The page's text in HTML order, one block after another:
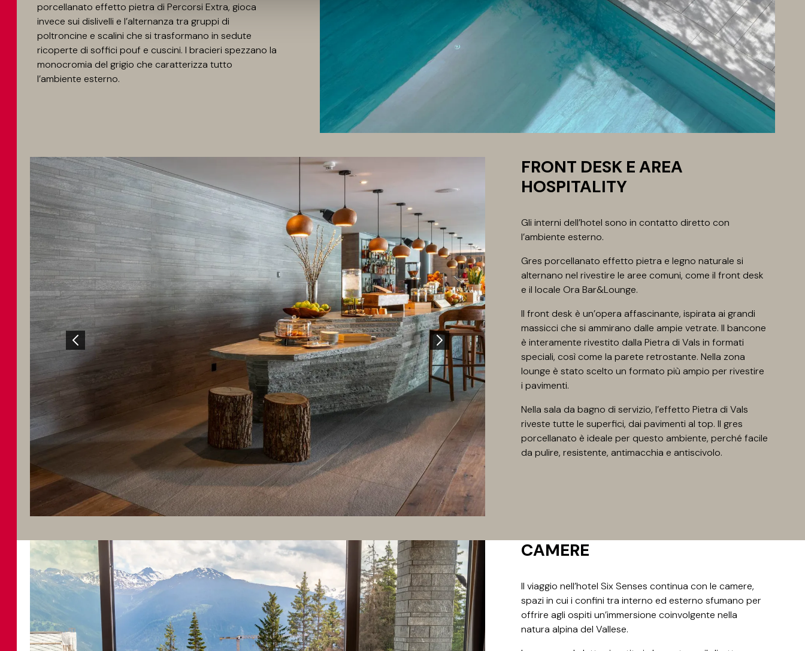
porcellanato effetto pietra di Percorsi Extra, gioca
invece sui dislivelli e l’alternanza tra gruppi di
poltroncine e scalini che si trasformano in sedute
ricoperte di soffici pouf e cuscini. I bracieri spezzano la
monocromia del grigio che caratterizza tutto
l’ambiente esterno.
FRONT DESK E AREA
HOSPITALITY
Gli interni dell’hotel sono in contatto diretto con
l’ambiente esterno.
Gres porcellanato effetto pietra e legno naturale si
alternano nel rivestire le aree comuni, come il front desk
e il locale Ora Bar&Lounge.
Il front desk è un’opera affascinante, ispirata ai grandi
massicci che si ammirano dalle ampie vetrate. Il bancone
è interamente rivestito dalla Pietra di Vals in formati
speciali, così come la parete retrostante. Nella zona
lounge è stato scelto un formato più ampio per rivestire
i pavimenti.
Nella sala da bagno di servizio, l’effetto Pietra di Vals
riveste tutte le superfici, dai pavimenti al top. Il gres
porcellanato è ideale per questo ambiente, perché facile
da pulire, resistente, antimacchia e antiscivolo.
CAMERE
Il viaggio nell’hotel Six Senses continua con le camere,
spazi in cui i confini tra interno ed esterno sfumano per
offrire agli ospiti un’immersione coinvolgente nella
natura alpina del Vallese.